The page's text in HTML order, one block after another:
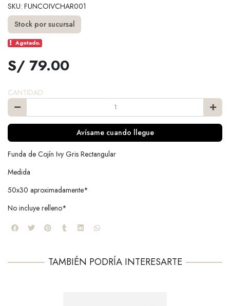
SKU: FUNCOIVCHAR001
Stock por sucursal
Agotado.
S/ 79.00
CANTIDAD
Avísame cuando llegue
Funda de Cojín Ivy Gris Rectangular
Medida
50x30 aproximadamente*
No incluye relleno*
TAMBIÉN PODRÍA INTERESARTE